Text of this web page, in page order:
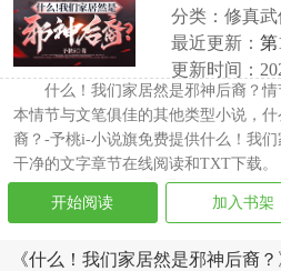
分类：修真武
最近更新： 第
更新时间：
什么！我们家居然是邪神后裔？
本情节与文笔俱佳的其他类型小说，
裔？-予桃i-小说旗免费提供什么！我
干净的文字章节在线阅读和TXT下载。
开始阅读 加入书架
《什么！我们家居然是邪神后裔